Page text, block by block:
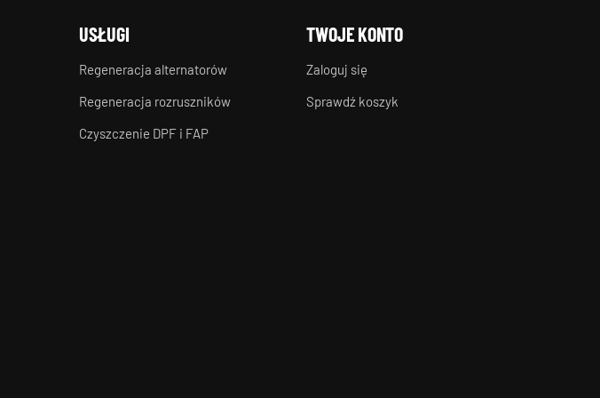
USŁUGI
Regeneracja alternatorów
Regeneracja rozruszników
Czyszczenie DPF i FAP
TWOJE KONTO
Zaloguj się
Sprawdź koszyk